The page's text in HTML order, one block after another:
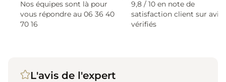
Nos équipes sont là pour
vous répondre au 06 36 40
70 16
9,8 / 10 en note de
satisfaction client sur avis
vérifiés
L'avis de l'expert